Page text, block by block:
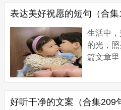
光。 3、
表达美好祝愿的短句（合集
生活中
的光，
篇文章
人的深
期许，亦
好听干净的文案（合集209